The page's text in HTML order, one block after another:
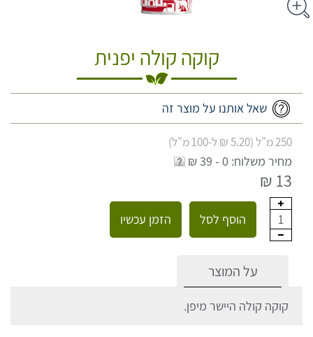
קוקה קולה יפנית
שאל אותנו על מוצר זה
250 מ"ל (5.20 ₪ ל-100 מ"ל)
מחיר משלוח: 0 - 39 ₪
13 ₪
1 הוסף לסל הזמן עכשיו
על המוצר
קוקה קולה היישר מיפן.